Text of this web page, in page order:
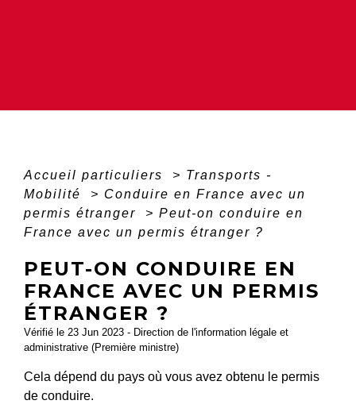
Accueil particuliers > Transports -
Mobilité
> Conduire en France avec un
permis étranger
> Peut-on conduire en
France avec un permis étranger ?
PEUT-ON CONDUIRE EN
FRANCE AVEC UN PERMIS
ÉTRANGER ?
Vérifié le 23 Jun 2023 - Direction de l'information légale et
administrative (Première ministre)
Cela dépend du pays où vous avez obtenu le permis
de conduire.